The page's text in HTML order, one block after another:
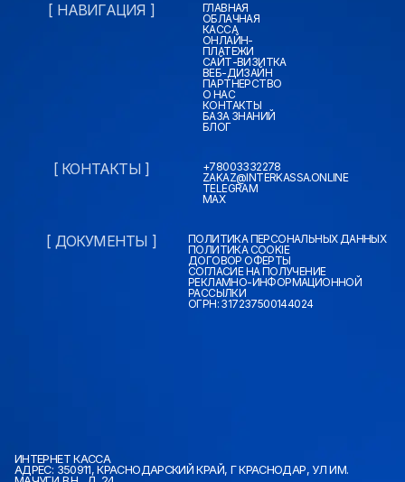
[ НАВИГАЦИЯ ]
ГЛАВНАЯ
ОБЛАЧНАЯ
КАССА
ОНЛАЙН-
ПЛАТЕЖИ
САЙТ-ВИЗИТКА
ВЕБ-ДИЗАЙН
ПАРТНЕРСТВО
О НАС
КОНТАКТЫ
БАЗА ЗНАНИЙ
БЛОГ
[ КОНТАКТЫ ]
+78003332278
ZAKAZ@INTERKASSA.ONLINE
TELEGRAM
MAX
[ ДОКУМЕНТЫ ]
ПОЛИТИКА ПЕРСОНАЛЬНЫХ ДАННЫХ
ПОЛИТИКА COOKIE
ДОГОВОР ОФЕРТЫ
СОГЛАСИЕ НА ПОЛУЧЕНИЕ
РЕКЛАМНО-ИНФОРМАЦИОННОЙ
РАССЫЛКИ
ОГРН: 317237500144024
ИНТЕРНЕТ КАССА
АДРЕС: 350911, КРАСНОДАРСКИЙ КРАЙ, Г КРАСНОДАР, УЛ ИМ.